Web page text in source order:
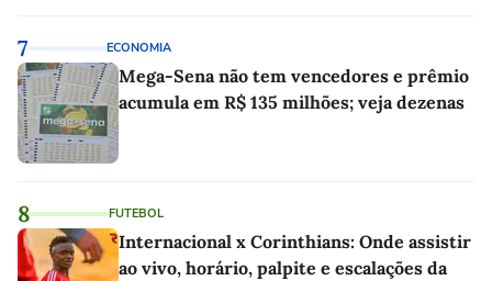
7 ECONOMIA
Mega-Sena não tem vencedores e prêmio
acumula em R$ 135 milhões; veja dezenas
8 FUTEBOL
Internacional x Corinthians: Onde assistir
ao vivo, horário, palpite e escalações da